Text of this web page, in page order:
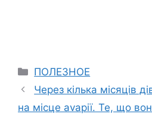
Categories
ПОЛЕЗНОЕ
Через кілька місяців
на місце аvарії. Те, що